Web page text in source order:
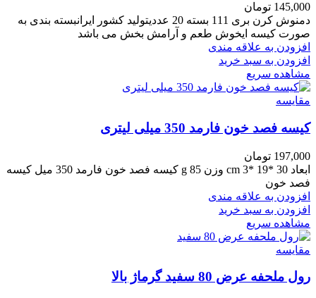
145,000 تومان
دمنوش کرن بری 111 بسته 20 عددیتولید کشور ایرانبسته بندی به
صورت کیسه ایخوش طعم و آرامش بخش می باشد
افزودن به علاقه مندی
افزودن به سبد خرید
مشاهده سریع
مقایسه
کیسه فصد خون فارمد 350 میلی لیتری
197,000 تومان
ابعاد 30 *19 *3 cm وزن 85 g کیسه فصد خون فارمد 350 میل کیسه
فصد خون
افزودن به علاقه مندی
افزودن به سبد خرید
مشاهده سریع
مقایسه
رول ملحفه عرض 80 سفید گرماژ بالا